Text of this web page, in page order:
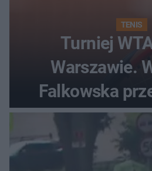
TENIS
Turniej
Warszawie.
Falkowska
zaciętym